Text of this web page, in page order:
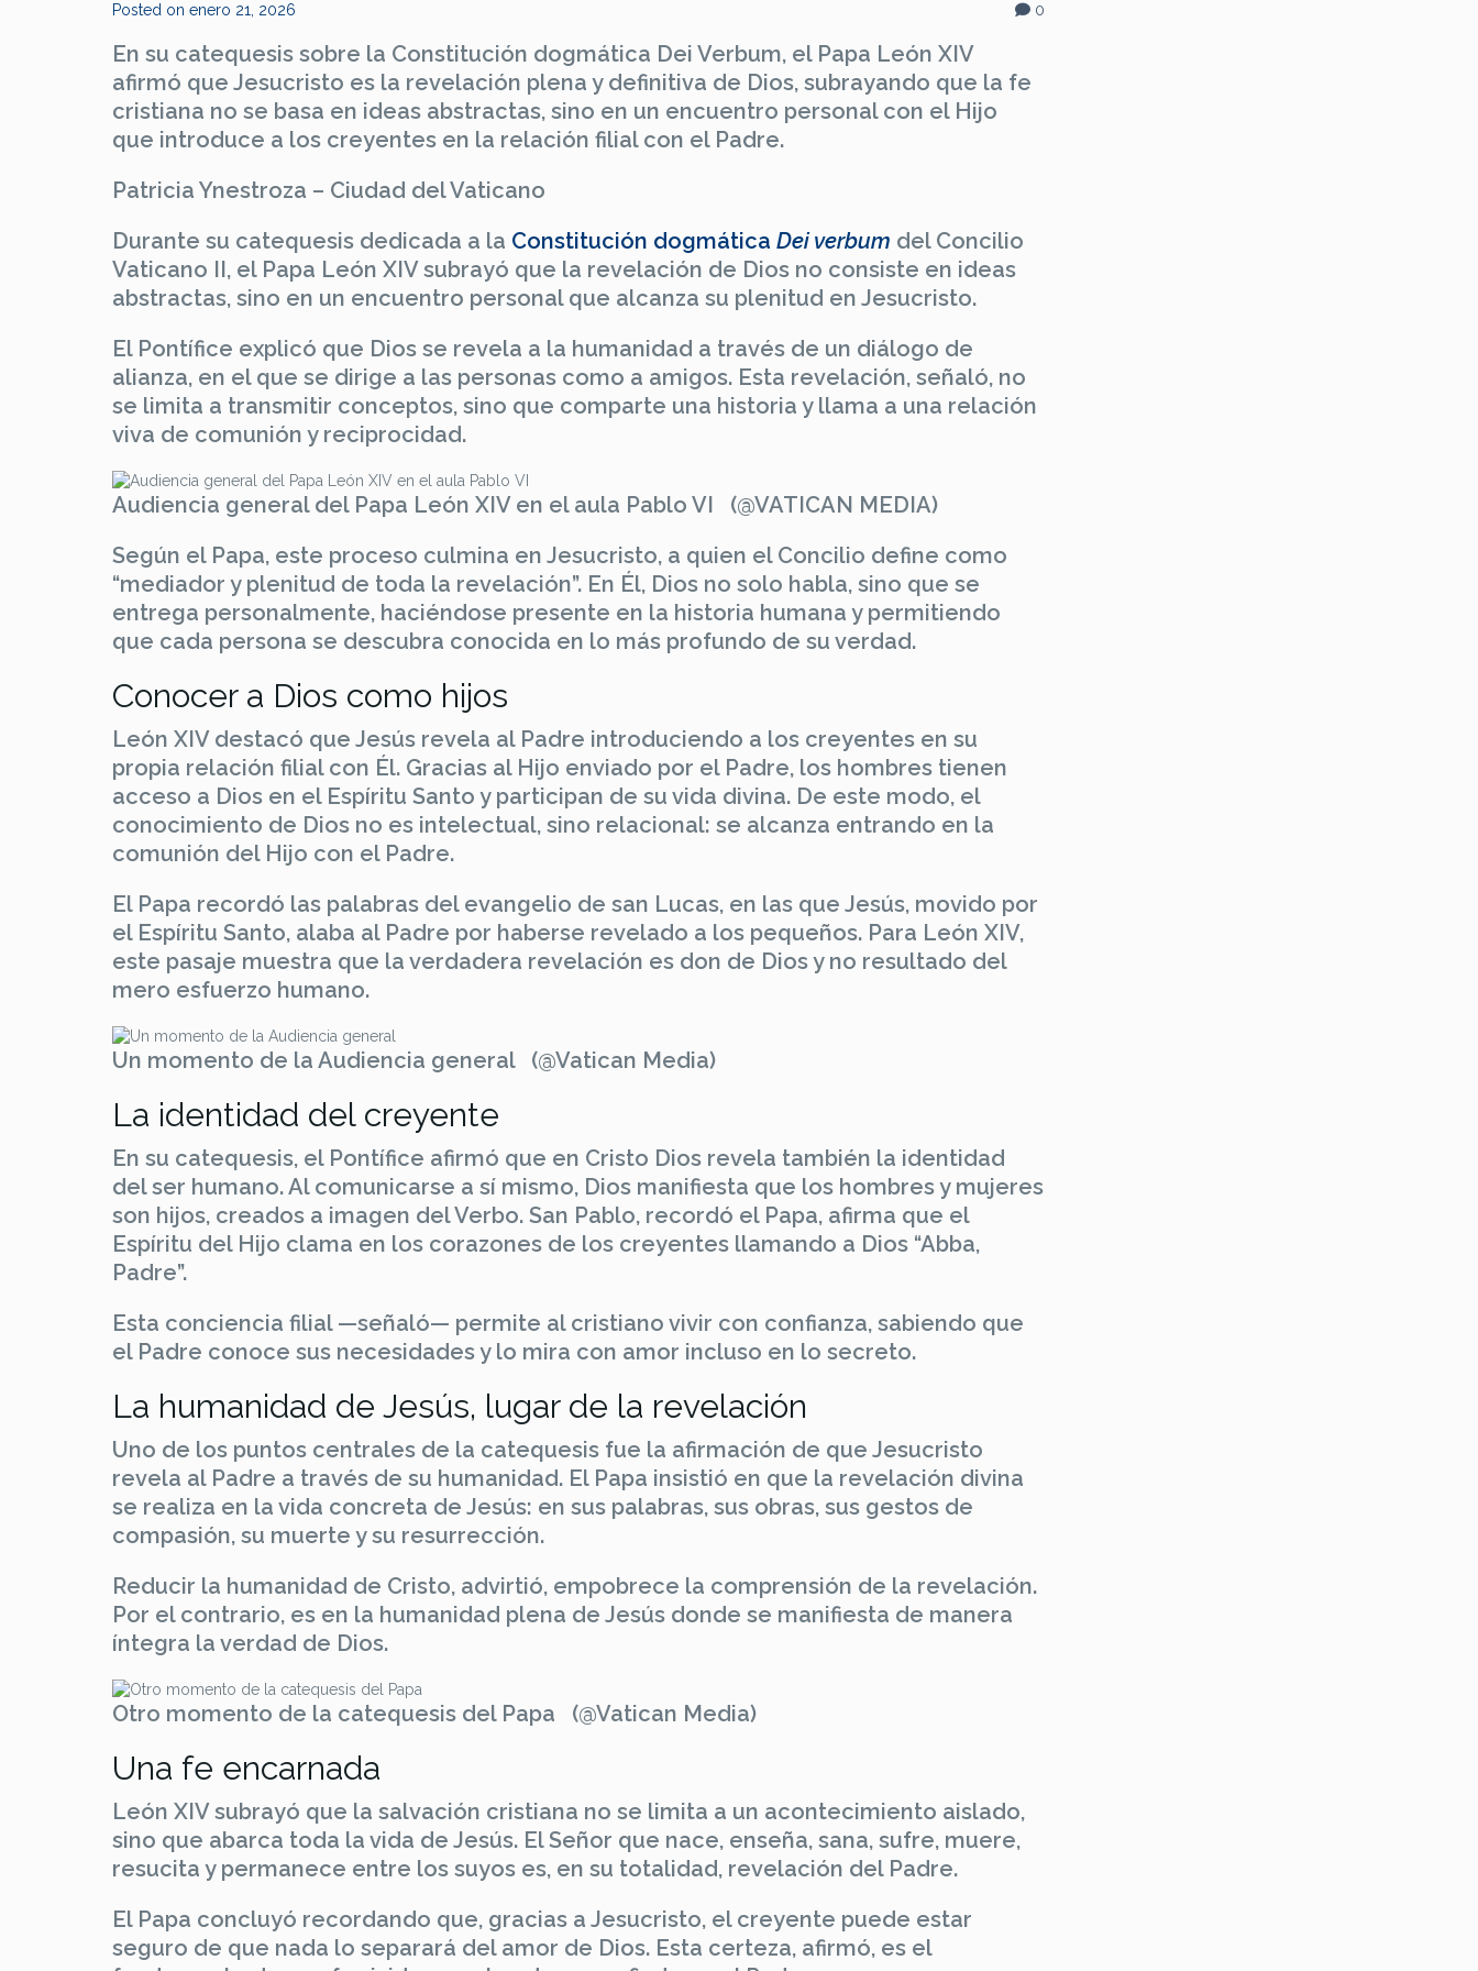
Posted on enero 21, 2026 0
En su catequesis sobre la Constitución dogmática Dei Verbum, el Papa León XIV
afirmó que Jesucristo es la revelación plena y definitiva de Dios, subrayando que la fe
cristiana no se basa en ideas abstractas, sino en un encuentro personal con el Hijo
que introduce a los creyentes en la relación filial con el Padre.
Patricia Ynestroza – Ciudad del Vaticano
Durante su catequesis dedicada a la Constitución dogmática Dei verbum del Concilio
Vaticano II, el Papa León XIV subrayó que la revelación de Dios no consiste en ideas
abstractas, sino en un encuentro personal que alcanza su plenitud en Jesucristo.
El Pontífice explicó que Dios se revela a la humanidad a través de un diálogo de
alianza, en el que se dirige a las personas como a amigos. Esta revelación, señaló, no
se limita a transmitir conceptos, sino que comparte una historia y llama a una relación
viva de comunión y reciprocidad.
Audiencia general del Papa León XIV en el aula Pablo VI (@VATICAN MEDIA)
Según el Papa, este proceso culmina en Jesucristo, a quien el Concilio define como
“mediador y plenitud de toda la revelación”. En Él, Dios no solo habla, sino que se
entrega personalmente, haciéndose presente en la historia humana y permitiendo
que cada persona se descubra conocida en lo más profundo de su verdad.
Conocer a Dios como hijos
León XIV destacó que Jesús revela al Padre introduciendo a los creyentes en su
propia relación filial con Él. Gracias al Hijo enviado por el Padre, los hombres tienen
acceso a Dios en el Espíritu Santo y participan de su vida divina. De este modo, el
conocimiento de Dios no es intelectual, sino relacional: se alcanza entrando en la
comunión del Hijo con el Padre.
El Papa recordó las palabras del evangelio de san Lucas, en las que Jesús, movido por
el Espíritu Santo, alaba al Padre por haberse revelado a los pequeños. Para León XIV,
este pasaje muestra que la verdadera revelación es don de Dios y no resultado del
mero esfuerzo humano.
Un momento de la Audiencia general (@Vatican Media)
La identidad del creyente
En su catequesis, el Pontífice afirmó que en Cristo Dios revela también la identidad
del ser humano. Al comunicarse a sí mismo, Dios manifiesta que los hombres y mujeres
son hijos, creados a imagen del Verbo. San Pablo, recordó el Papa, afirma que el
Espíritu del Hijo clama en los corazones de los creyentes llamando a Dios “Abba,
Padre”.
Esta conciencia filial —señaló— permite al cristiano vivir con confianza, sabiendo que
el Padre conoce sus necesidades y lo mira con amor incluso en lo secreto.
La humanidad de Jesús, lugar de la revelación
Uno de los puntos centrales de la catequesis fue la afirmación de que Jesucristo
revela al Padre a través de su humanidad. El Papa insistió en que la revelación divina
se realiza en la vida concreta de Jesús: en sus palabras, sus obras, sus gestos de
compasión, su muerte y su resurrección.
Reducir la humanidad de Cristo, advirtió, empobrece la comprensión de la revelación.
Por el contrario, es en la humanidad plena de Jesús donde se manifiesta de manera
íntegra la verdad de Dios.
Otro momento de la catequesis del Papa (@Vatican Media)
Una fe encarnada
León XIV subrayó que la salvación cristiana no se limita a un acontecimiento aislado,
sino que abarca toda la vida de Jesús. El Señor que nace, enseña, sana, sufre, muere,
resucita y permanece entre los suyos es, en su totalidad, revelación del Padre.
El Papa concluyó recordando que, gracias a Jesucristo, el creyente puede estar
seguro de que nada lo separará del amor de Dios. Esta certeza, afirmó, es el